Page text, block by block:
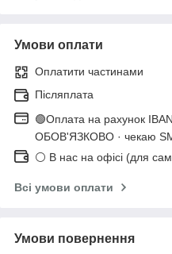
Умови оплати
Оплатити частинами
Післяплата
🟢Оплата на рахунок
ОБОВ'ЯЗКОВО · чекаю
⚪ В нас на офісі (для
Всі умови оплати
Умови повернення